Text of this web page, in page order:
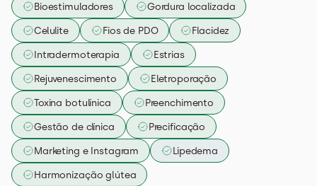
Bioestimuladores Gordura localizada
Celulite Fios de PDO Flacidez
Intradermoterapia Estrias
Rejuvenescimento Eletroporação
Toxina botulínica Preenchimento
Gestão de clínica
Marketing e Instagram
Precificação
Lipedema
Harmonização glútea